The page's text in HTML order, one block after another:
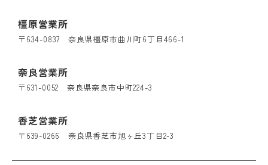
奈良営業所
〒631-0052 奈良県奈良市中町224-3
香芝営業所
〒639-0266 奈良県香芝市旭ヶ丘3丁目2-3
橿原営業所
〒634-0837 奈良県橿原市曲川町6丁目466-1